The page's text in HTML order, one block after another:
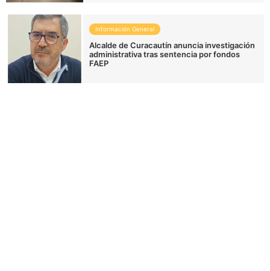
Información General
Alcalde de Curacautín anuncia investigación
administrativa tras sentencia por fondos
FAEP